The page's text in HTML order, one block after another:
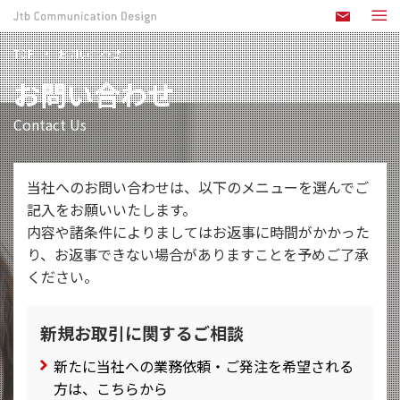
TOP お問い合わせ
お問い合わせ
Contact Us
当社へのお問い合わせは、以下のメニューを選んでご
記入をお願いいたします。
内容や諸条件によりましてはお返事に時間がかかった
り、お返事できない場合がありますことを予めご了承
ください。
新規お取引に関するご相談
新たに当社への業務依頼・ご発注を希望される
方は、こちらから